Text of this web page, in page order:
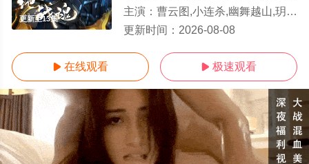
更新至13集
主演： 曹云图,小连杀,幽舞越山,玥辰,李轻扬,枣儿,夏浚凯,关帅,乔耀辉,刘中正,任景行,张恩泽,林帽
更新时间： 2026-08-08
 在线观看  极速观看